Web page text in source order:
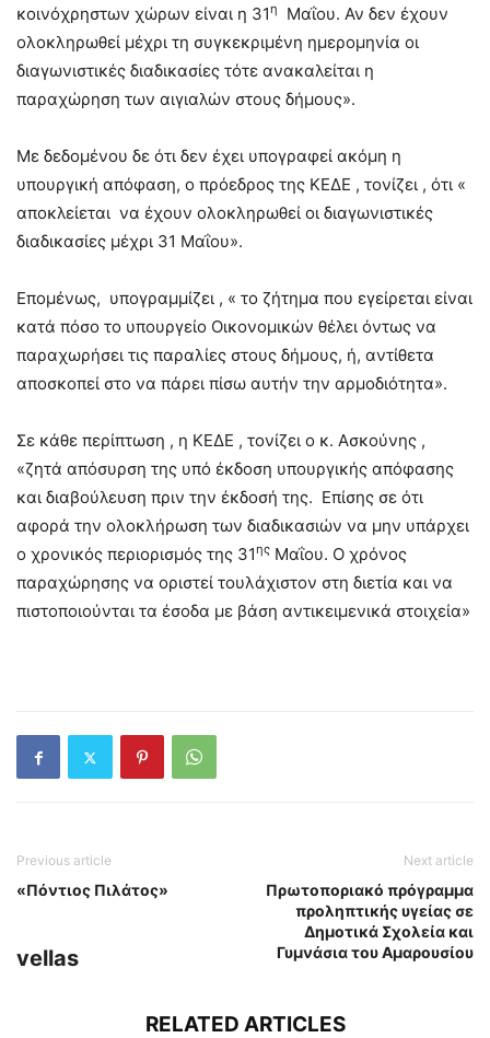
κοινόχρηστων χώρων είναι η 31η
Μαΐου. Αν δεν έχουν
ολοκληρωθεί μέχρι τη συγκεκριμένη ημερομηνία οι
διαγωνιστικές διαδικασίες τότε ανακαλείται η
παραχώρηση των αιγιαλών στους δήμους».
Με δεδομένου δε ότι δεν έχει υπογραφεί ακόμη η
υπουργική απόφαση, ο πρόεδρος της ΚΕΔΕ , τονίζει , ότι «
αποκλείεται να έχουν ολοκληρωθεί οι διαγωνιστικές
διαδικασίες μέχρι 31 Μαΐου».
Επομένως, υπογραμμίζει , « το ζήτημα που εγείρεται είναι
κατά πόσο το υπουργείο Οικονομικών θέλει όντως να
παραχωρήσει τις παραλίες στους δήμους, ή, αντίθετα
αποσκοπεί στο να πάρει πίσω αυτήν την αρμοδιότητα».
Σε κάθε περίπτωση , η ΚΕΔΕ , τονίζει ο κ. Ασκούνης ,
«ζητά απόσυρση της υπό έκδοση υπουργικής απόφασης
και διαβούλευση πριν την έκδοσή της. Επίσης σε ότι
αφορά την ολοκλήρωση των διαδικασιών να μην υπάρχει
ο χρονικός περιορισμός της 31ης Μαΐου. Ο χρόνος
παραχώρησης να οριστεί τουλάχιστον στη διετία και να
πιστοποιούνται τα έσοδα με βάση αντικειμενικά στοιχεία»
Previous article
«Πόντιος Πιλάτος»
Next article
Πρωτοποριακό πρόγραμμα
προληπτικής υγείας σε
Δημοτικά Σχολεία και
Γυμνάσια του Αμαρουσίου
vellas
RELATED ARTICLES